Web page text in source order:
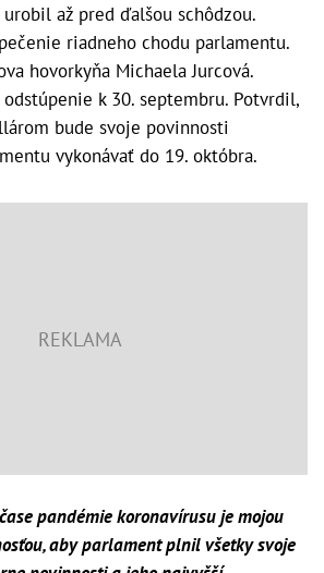
až pred ďalšou schôdzou.
riadneho chodu parlamentu.
hovorkyňa Michaela Jurcová.
k 30. septembru. Potvrdil,
bude svoje povinnosti
vykonávať do 19. októbra.
pandémie koronavírusu je mojou
aby parlament plnil všetky svoje